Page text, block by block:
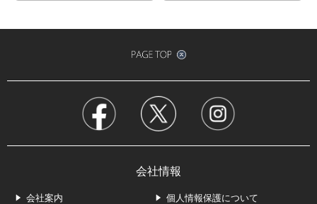
会社情報
会社案内 個人情報保護について